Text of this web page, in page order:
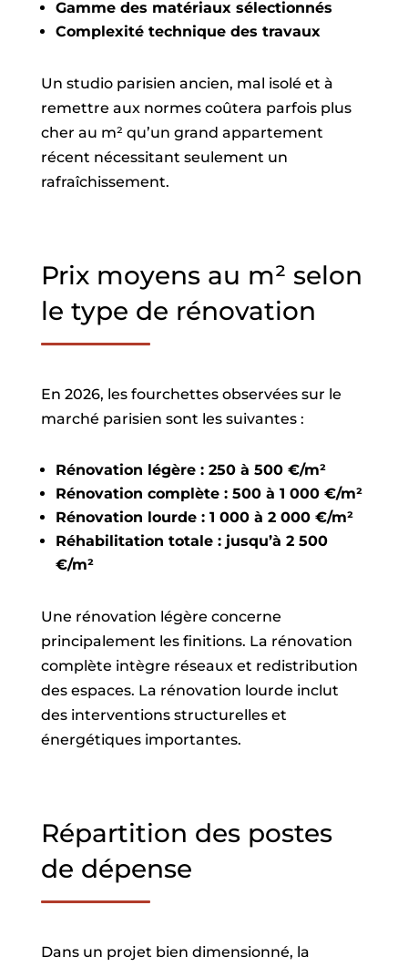
Gamme des matériaux sélectionnés
Complexité technique des travaux
Un studio parisien ancien, mal isolé et à
remettre aux normes coûtera parfois plus
cher au m² qu’un grand appartement
récent nécessitant seulement un
rafraîchissement.
Prix moyens au m² selon
le type de rénovation
En 2026, les fourchettes observées sur le
marché parisien sont les suivantes :
Rénovation légère : 250 à 500 €/m²
Rénovation complète : 500 à 1 000 €/m²
Rénovation lourde : 1 000 à 2 000 €/m²
Réhabilitation totale : jusqu’à 2 500
€/m²
Une rénovation légère concerne
principalement les finitions. La rénovation
complète intègre réseaux et redistribution
des espaces. La rénovation lourde inclut
des interventions structurelles et
énergétiques importantes.
Répartition des postes
de dépense
Dans un projet bien dimensionné, la